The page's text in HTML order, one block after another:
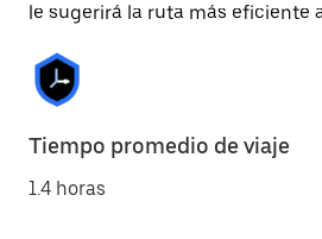
le sugerirá la ruta más eficiente
Tiempo promedio de viaje
1.4 horas